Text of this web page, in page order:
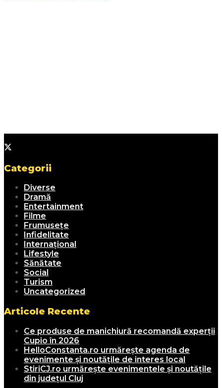
Categorii
Diverse
Dramă
Entertainment
Filme
Frumusețe
Infidelitate
Internațional
Lifestyle
Sănătate
Social
Turism
Uncategorized
Articole Recente
Ce produse de manichiură recomandă experții
Cupio în 2026
HelloConstanta.ro urmărește agenda de
evenimente și noutățile de interes local
StiriCJ.ro urmărește evenimentele și noutățile
din județul Cluj